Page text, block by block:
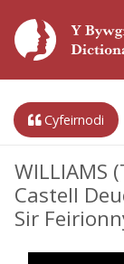
Cyfeirnodi
WILLIAMS
Castell
Sir